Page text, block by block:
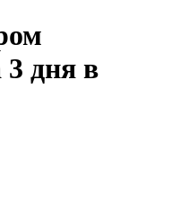
3 дня в